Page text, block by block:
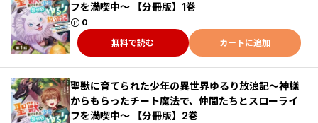
フを満喫中～ 【分冊版】1巻
0
ポイント
無料で読む
カートに追加
聖獣に育てられた少年の異世界ゆるり放浪記～神様
からもらったチート魔法で、仲間たちとスローライ
フを満喫中～ 【分冊版】2巻